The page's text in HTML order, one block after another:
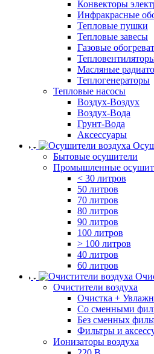
Конвекторы
Инфракрасные
Тепловые пушки
Тепловые завесы
Газовые
Масляные
Теплогенераторы
Тепловые насосы
Воздух-Воздух
Воздух-Вода
Грунт-Вода
Аксессуары
Бытовые осушители
Промышленные
< 30 литров
50 литров
70 литров
80 литров
90 литров
100 литров
> 100 литров
40 литров
60 литров
Очистители воздуха
Очистка +
Cо сменными
Без сменных
Фильтры и
Ионизаторы воздуха